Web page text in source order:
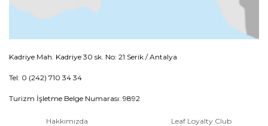
Kadriye Mah. Kadriye 30 sk. No: 21 Serik / Antalya
Tel: 0 (242) 710 34 34
Turizm İşletme Belge Numarası: 9892
Hakkımızda
Leaf Loyalty Club